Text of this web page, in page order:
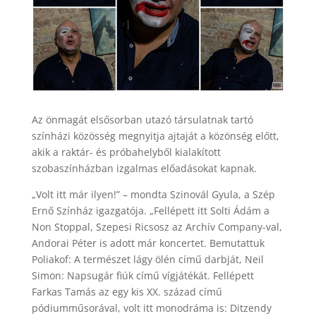
Az önmagát elsősorban utazó társulatnak tartó
színházi közösség megnyitja ajtaját a közönség előtt,
akik a raktár- és próbahelyből kialakított
szobaszínházban izgalmas előadásokat kapnak.
„Volt itt már ilyen!” – mondta Szinovál Gyula, a Szép
Ernő Színház igazgatója. „Fellépett itt Solti Ádám a
Non Stoppal, Szepesi Ricsosz az Archív Company-val,
Andorai Péter is adott már koncertet. Bemutattuk
Poliakof: A természet lágy ölén című darbját, Neil
Simon: Napsugár fiúk című vígjátékát. Fellépett
Farkas Tamás az egy kis XX. század című
pódiumműsorával, volt itt monodráma is: Ditzendy